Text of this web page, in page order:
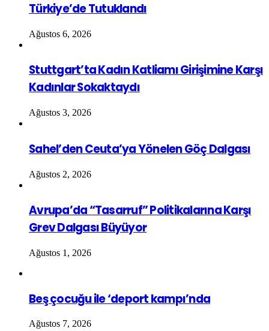
Türkiye’de Tutuklandı
Ağustos 6, 2026
Stuttgart’ta Kadın Katliamı Girişimine Karşı
Kadınlar Sokaktaydı
Ağustos 3, 2026
Sahel’den Ceuta’ya Yönelen Göç Dalgası
Ağustos 2, 2026
Avrupa’da “Tasarruf” Politikalarına Karşı
Grev Dalgası Büyüyor
Ağustos 1, 2026
Beş çocuğu ile ‘deport kampı’nda
Ağustos 7, 2026